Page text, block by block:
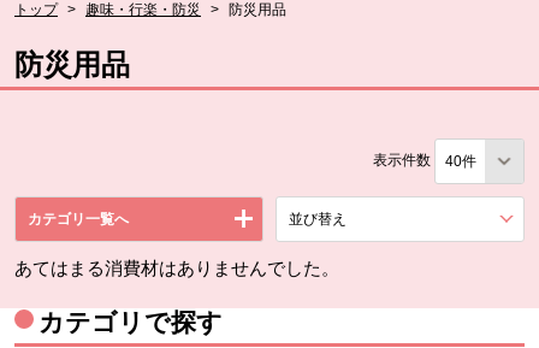
トップ > 趣味・行楽・防災 > 防災用品
防災用品
表示件数
カテゴリ一覧へ 並び替え
あてはまる消費材はありませんでした。
カテゴリで探す